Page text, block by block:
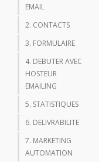
EMAIL
2. CONTACTS
3. FORMULAIRE
4. DEBUTER AVEC
HOSTEUR
EMAILING
5. STATISTIQUES
6. DELIVRABILITE
7. MARKETING
AUTOMATION